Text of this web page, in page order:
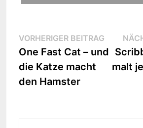
Beitrags-
Navigation
VORHERIGER BEITRAG
Beitrag:
One Fast Cat – und
die Katze macht
den Hamster
malt